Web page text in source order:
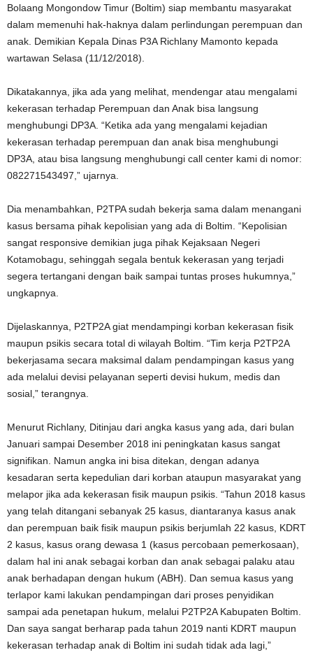
Bolaang Mongondow Timur (Boltim) siap membantu masyarakat
dalam memenuhi hak-haknya dalam perlindungan perempuan dan
anak. Demikian Kepala Dinas P3A Richlany Mamonto kepada
wartawan Selasa (11/12/2018).
Dikatakannya, jika ada yang melihat, mendengar atau mengalami
kekerasan terhadap Perempuan dan Anak bisa langsung
menghubungi DP3A. “Ketika ada yang mengalami kejadian
kekerasan terhadap perempuan dan anak bisa menghubungi
DP3A, atau bisa langsung menghubungi call center kami di nomor:
082271543497,” ujarnya.
Dia menambahkan, P2TPA sudah bekerja sama dalam menangani
kasus bersama pihak kepolisian yang ada di Boltim. “Kepolisian
sangat responsive demikian juga pihak Kejaksaan Negeri
Kotamobagu, sehinggah segala bentuk kekerasan yang terjadi
segera tertangani dengan baik sampai tuntas proses hukumnya,”
ungkapnya.
Dijelaskannya, P2TP2A giat mendampingi korban kekerasan fisik
maupun psikis secara total di wilayah Boltim. “Tim kerja P2TP2A
bekerjasama secara maksimal dalam pendampingan kasus yang
ada melalui devisi pelayanan seperti devisi hukum, medis dan
sosial,” terangnya.
Menurut Richlany, Ditinjau dari angka kasus yang ada, dari bulan
Januari sampai Desember 2018 ini peningkatan kasus sangat
signifikan. Namun angka ini bisa ditekan, dengan adanya
kesadaran serta kepedulian dari korban ataupun masyarakat yang
melapor jika ada kekerasan fisik maupun psikis. “Tahun 2018 kasus
yang telah ditangani sebanyak 25 kasus, diantaranya kasus anak
dan perempuan baik fisik maupun psikis berjumlah 22 kasus, KDRT
2 kasus, kasus orang dewasa 1 (kasus percobaan pemerkosaan),
dalam hal ini anak sebagai korban dan anak sebagai palaku atau
anak berhadapan dengan hukum (ABH). Dan semua kasus yang
terlapor kami lakukan pendampingan dari proses penyidikan
sampai ada penetapan hukum, melalui P2TP2A Kabupaten Boltim.
Dan saya sangat berharap pada tahun 2019 nanti KDRT maupun
kekerasan terhadap anak di Boltim ini sudah tidak ada lagi,”